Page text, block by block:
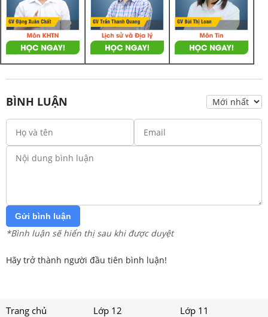
BÌNH LUẬN
Gửi bình luận
*Bình luận sẽ hiển thị sau khi được duyệt
Hãy trở thành người đầu tiên bình luận!
Trang chủ Lớp 12
Lớp 11